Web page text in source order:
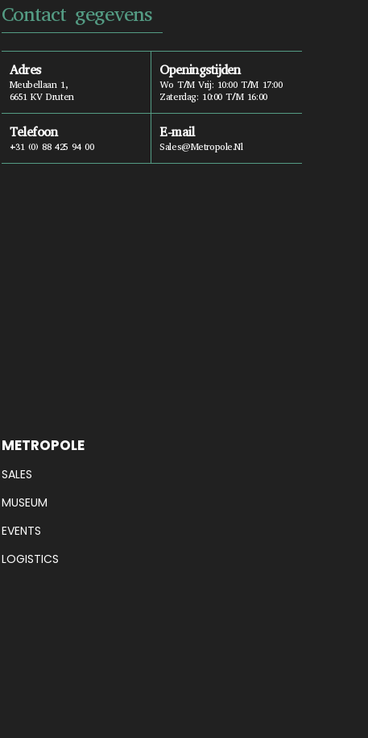
Contact gegevens
Adres
Meubellaan 1,
6651 KV Druten
Openingstijden
Wo T/m Vrij: 10:00 T/m 17:00
Zaterdag: 10:00 T/m 16:00
Telefoon
+31 (0) 88 425 94 00
E-mail
Sales@metropole.nl
METROPOLE
SALES
MUSEUM
EVENTS
LOGISTICS